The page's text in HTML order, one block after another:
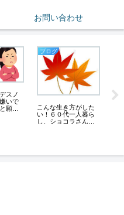
お問い合わせ
スノ
いで
願う
ブログ
こんな生き方がした
い！６０代一人暮ら
し、ショコラさんの
膝
サ